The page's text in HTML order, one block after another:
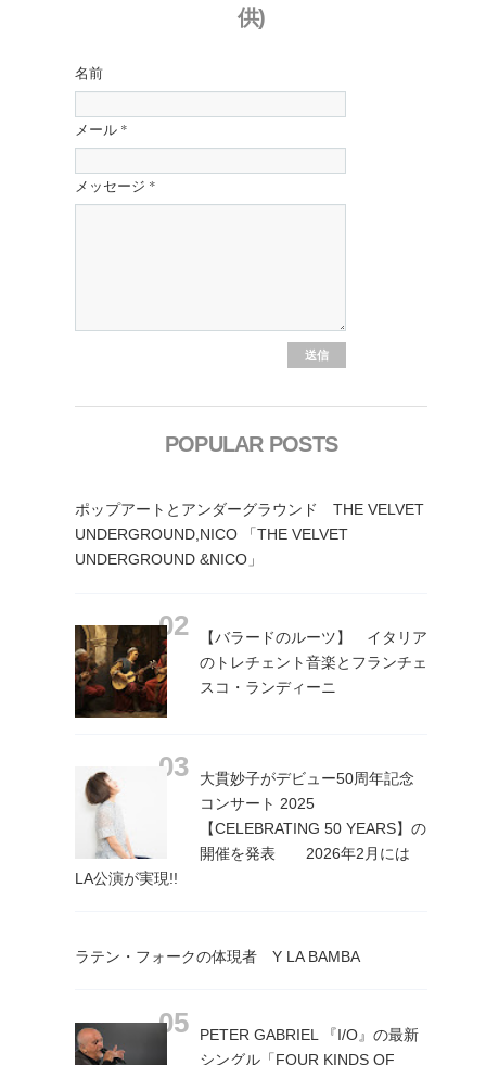
供)
名前
メール *
メッセージ *
POPULAR POSTS
ポップアートとアンダーグラウンド THE VELVET
UNDERGROUND,NICO 「THE VELVET
UNDERGROUND &NICO」
【バラードのルーツ】 イタリア
のトレチェント音楽とフランチェ
スコ・ランディーニ
大貫妙子がデビュー50周年記念
コンサート 2025
【CELEBRATING 50 YEARS】の
開催を発表 2026年2月には
LA公演が実現!!
ラテン・フォークの体現者 Y LA BAMBA
PETER GABRIEL 『I/O』の最新
シングル「FOUR KINDS OF